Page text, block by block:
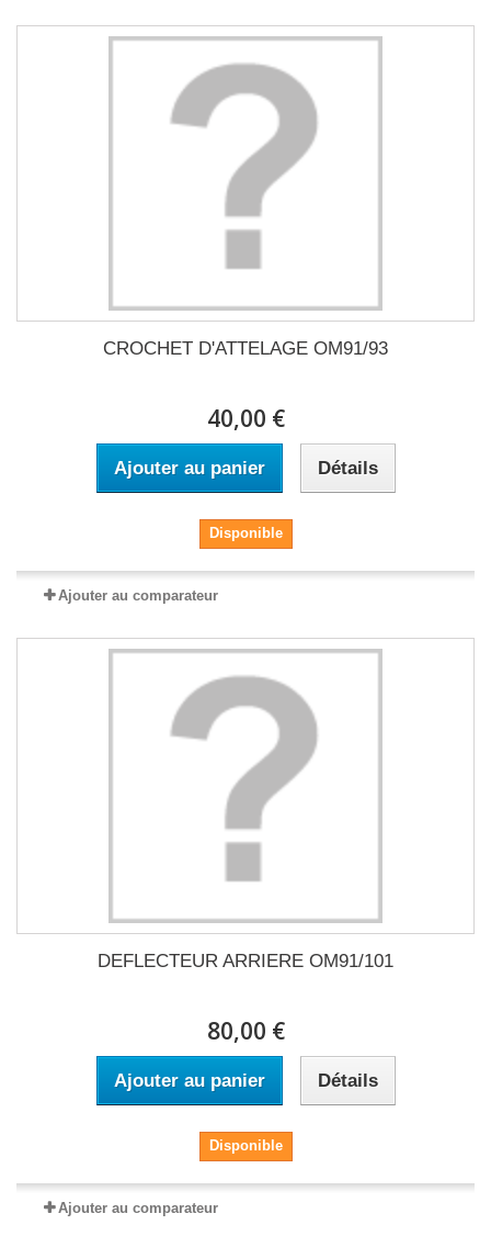
CROCHET D'ATTELAGE OM91/93
40,00 €
Ajouter au panier Détails
Disponible
Ajouter au comparateur
DEFLECTEUR ARRIERE OM91/101
80,00 €
Ajouter au panier Détails
Disponible
Ajouter au comparateur